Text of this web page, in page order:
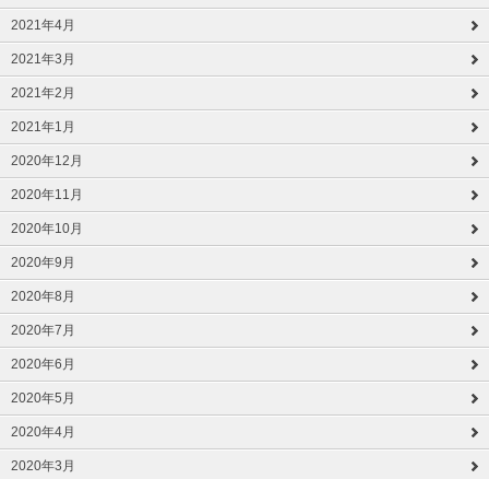
2021年4月
2021年3月
2021年2月
2021年1月
2020年12月
2020年11月
2020年10月
2020年9月
2020年8月
2020年7月
2020年6月
2020年5月
2020年4月
2020年3月